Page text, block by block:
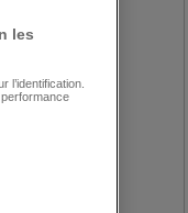
les
l’identification.